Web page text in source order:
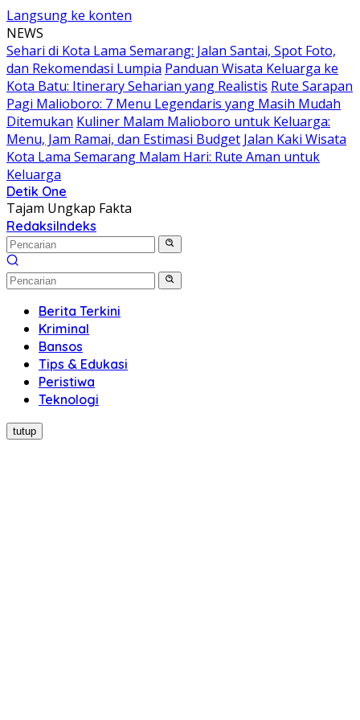
Langsung ke konten
NEWS
Sehari di Kota Lama Semarang: Jalan Santai, Spot Foto,
dan Rekomendasi Lumpia Panduan Wisata Keluarga ke
Kota Batu: Itinerary Seharian yang Realistis Rute Sarapan
Pagi Malioboro: 7 Menu Legendaris yang Masih Mudah
Ditemukan Kuliner Malam Malioboro untuk Keluarga:
Menu, Jam Ramai, dan Estimasi Budget Jalan Kaki Wisata
Kota Lama Semarang Malam Hari: Rute Aman untuk
Keluarga
Detik One
Tajam Ungkap Fakta
RedaksiIndeks
Berita Terkini
Kriminal
Bansos
Tips & Edukasi
Peristiwa
Teknologi
tutup